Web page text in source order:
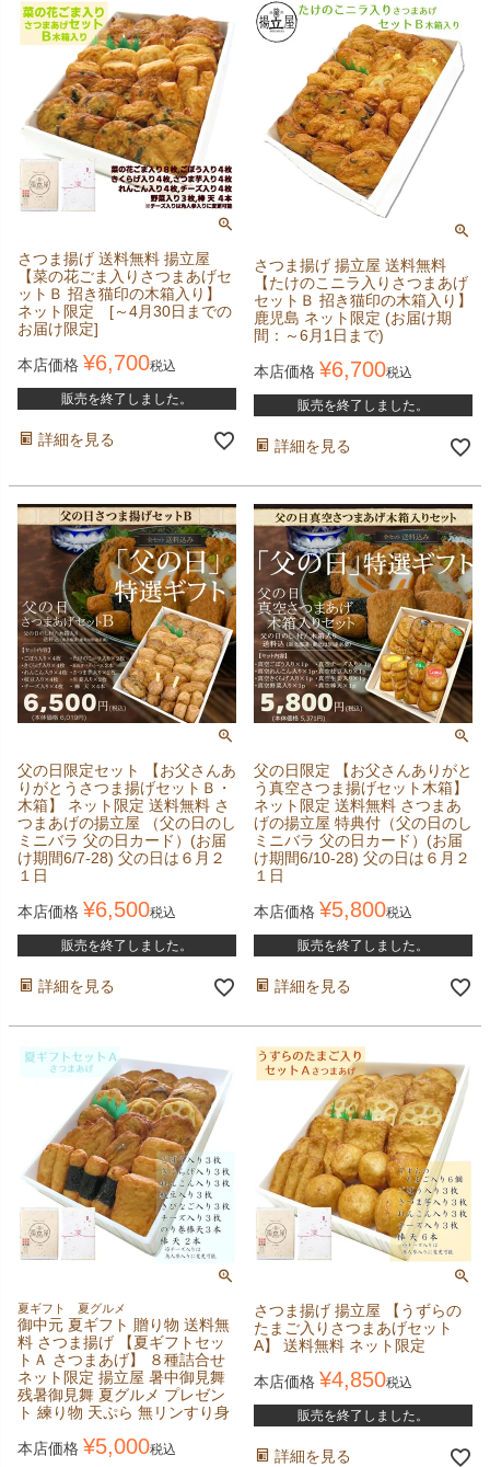
さつま揚げ 送料無料 揚立屋
【菜の花ごま入りさつまあげセ
ットＢ 招き猫印の木箱入り】
ネット限定 [～4月30日までの
お届け限定]
本店価格 ¥6,700税込
販売を終了しました。
詳細を見る
さつま揚げ 揚立屋 送料無料
【たけのこニラ入りさつまあげ
セットＢ 招き猫印の木箱入り】
鹿児島 ネット限定 (お届け期
間：～6月1日まで)
本店価格 ¥6,700税込
販売を終了しました。
詳細を見る
父の日限定セット 【お父さんあ
りがとうさつま揚げセットＢ・
木箱】 ネット限定 送料無料 さ
つまあげの揚立屋 （父の日のし
ミニバラ 父の日カード）(お届
け期間6/7-28) 父の日は６月２
１日
本店価格 ¥6,500税込
販売を終了しました。
詳細を見る
父の日限定 【お父さんありがと
う真空さつま揚げセット木箱】
ネット限定 送料無料 さつまあ
げの揚立屋 特典付（父の日のし
ミニバラ 父の日カード）(お届
け期間6/10-28) 父の日は６月２
１日
本店価格 ¥5,800税込
販売を終了しました。
詳細を見る
夏ギフト 夏グルメ
御中元 夏ギフト 贈り物 送料無
料 さつま揚げ 【夏ギフトセッ
トＡ さつまあげ】 ８種詰合せ
ネット限定 揚立屋 暑中御見舞
残暑御見舞 夏グルメ プレゼン
ト 練り物 天ぷら 無リンすり身
本店価格 ¥5,000税込
さつま揚げ 揚立屋 【うずらの
たまご入りさつまあげセット
A】 送料無料 ネット限定
本店価格 ¥4,850税込
販売を終了しました。
詳細を見る